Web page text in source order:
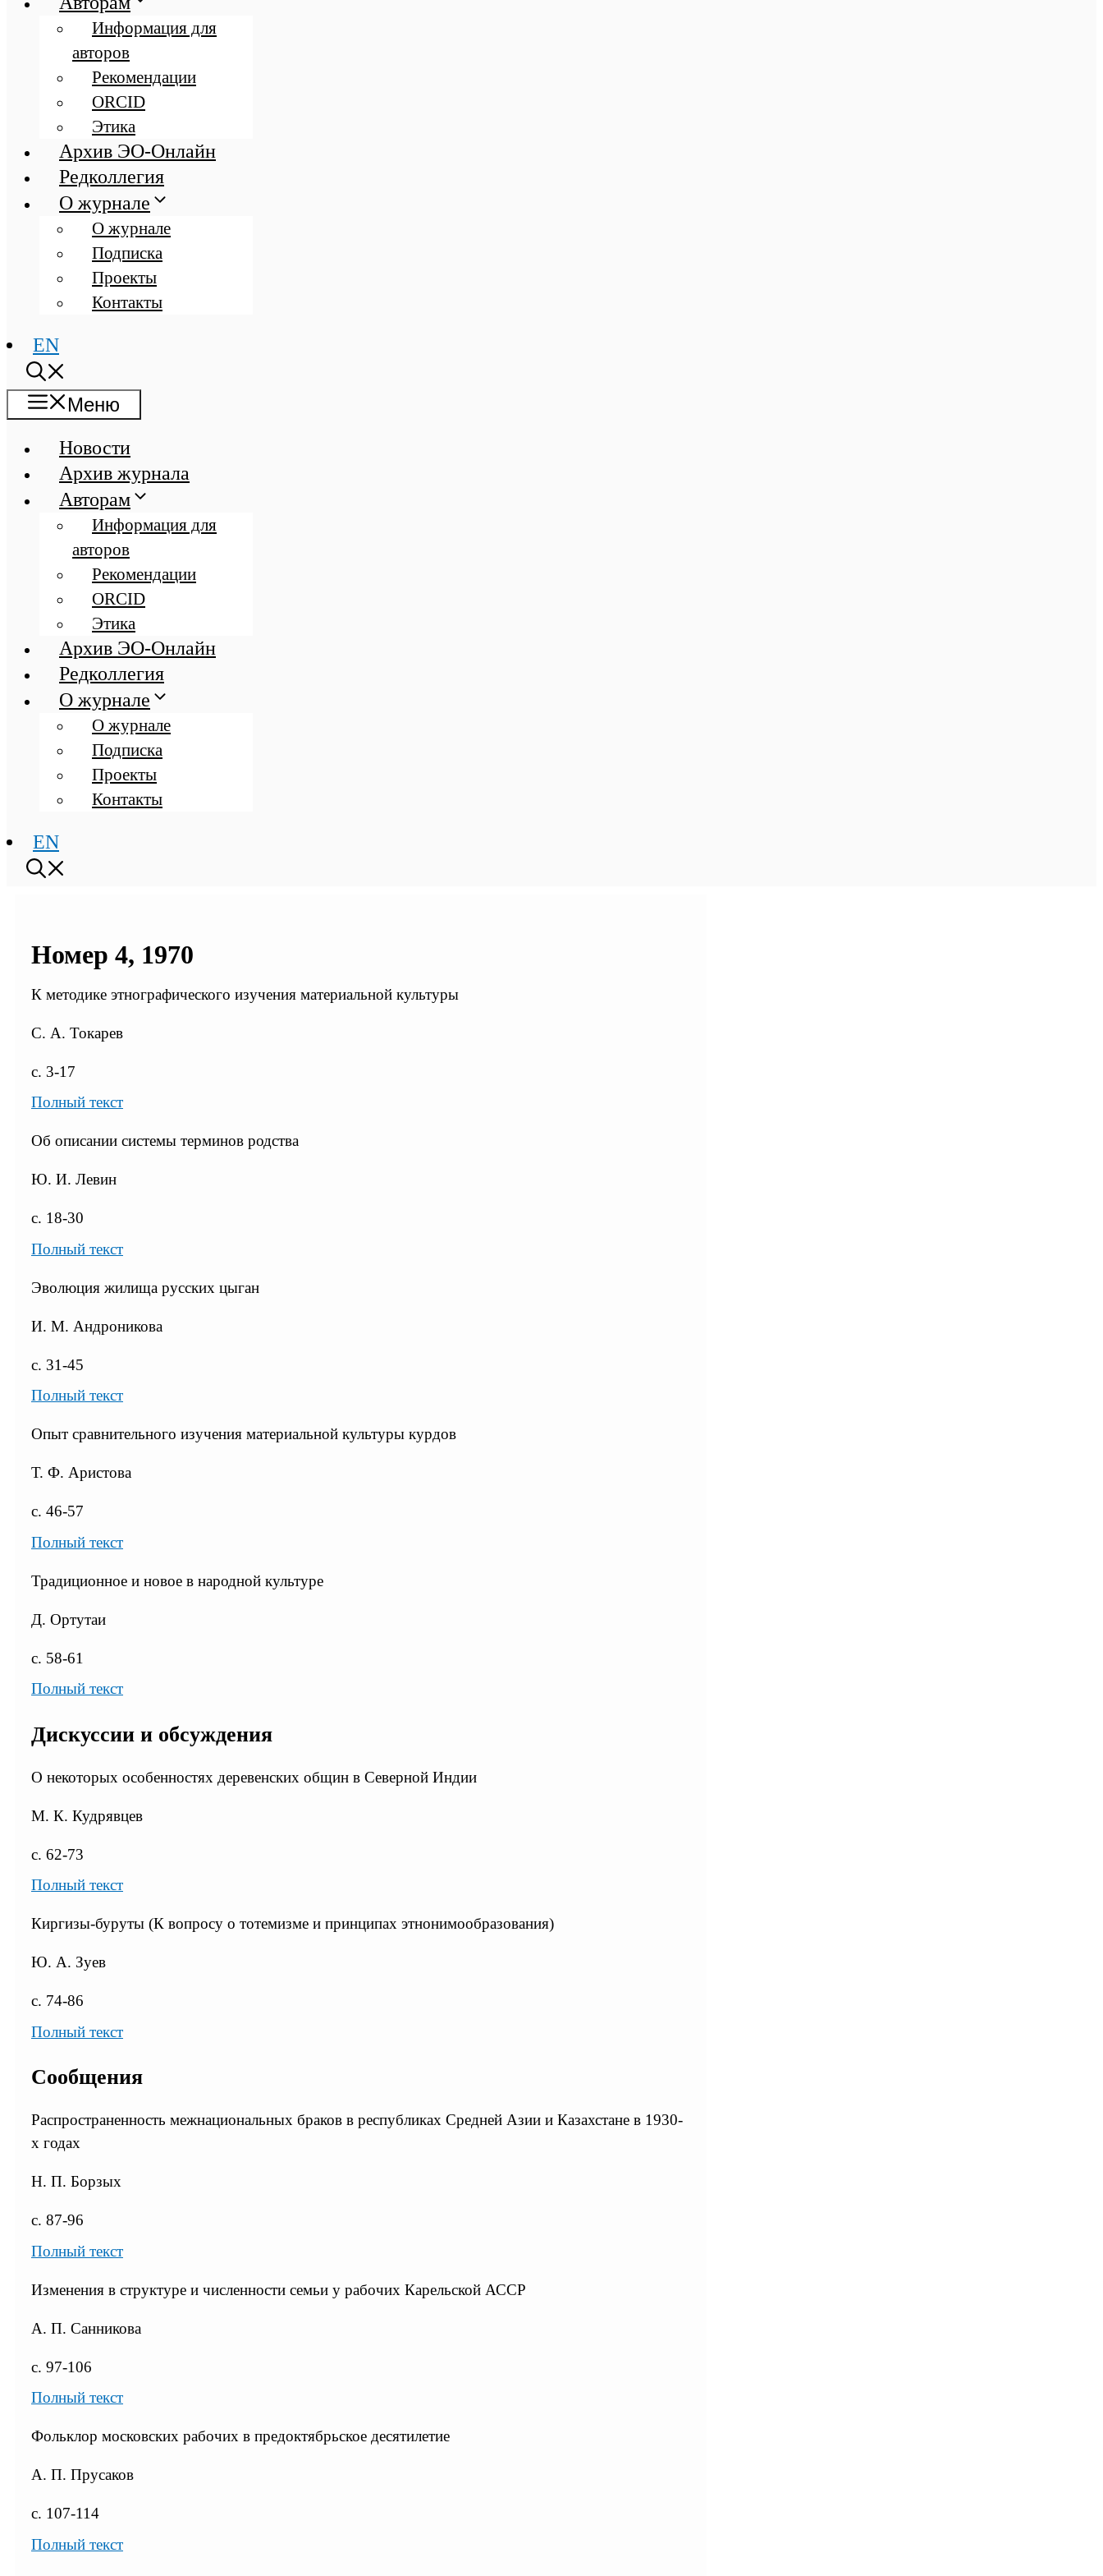
Информация для
авторов
Рекомендации
ORCID
Этика
Архив ЭО-Онлайн
Редколлегия
О журнале
О журнале
Подписка
Проекты
Контакты
EN
Меню
Новости
Архив журнала
Авторам
Информация для
авторов
Рекомендации
ORCID
Этика
Архив ЭО-Онлайн
Редколлегия
О журнале
О журнале
Подписка
Проекты
Контакты
EN
Номер 4, 1970
К методике этнографического изучения материальной культуры
С. А. Токарев
с. 3-17
Полный текст
Об описании системы терминов родства
Ю. И. Левин
с. 18-30
Полный текст
Эволюция жилища русских цыган
И. М. Андроникова
с. 31-45
Полный текст
Опыт сравнительного изучения материальной культуры курдов
Т. Ф. Аристова
с. 46-57
Полный текст
Традиционное и новое в народной культуре
Д. Ортутаи
с. 58-61
Полный текст
Дискуссии и обсуждения
О некоторых особенностях деревенских общин в Северной Индии
М. К. Кудрявцев
с. 62-73
Полный текст
Киргизы-буруты (К вопросу о тотемизме и принципах этнонимообразования)
Ю. А. Зуев
с. 74-86
Полный текст
Сообщения
Распространенность межнациональных браков в республиках Средней Азии и Казахстане в 1930-
х годах
Н. П. Борзых
с. 87-96
Полный текст
Изменения в структуре и численности семьи у рабочих Карельской АССР
А. П. Санникова
с. 97-106
Полный текст
Фольклор московских рабочих в предоктябрьское десятилетие
А. П. Прусаков
с. 107-114
Полный текст